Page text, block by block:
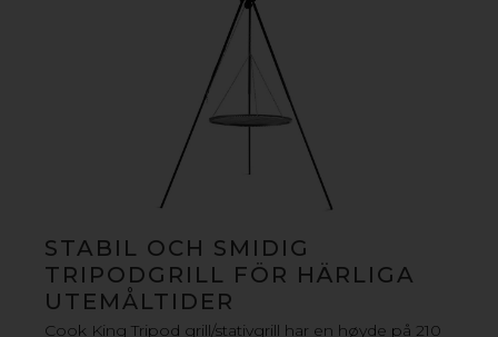
STABIL OCH SMIDIG
TRIPODGRILL FÖR HÄRLIGA
UTEMÅLTIDER
Cook King Tripod grill/stativgrill har en høyde på 210
FINN FORHANDLERE HER